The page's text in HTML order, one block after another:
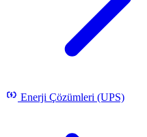
Enerji Çözümleri (UPS)